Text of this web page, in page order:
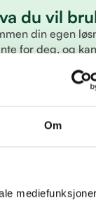
Om
du vil
din egen
for deg, og